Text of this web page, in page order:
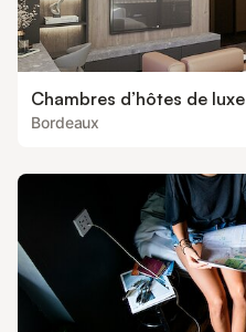
Chambres d’hôtes de luxe
Bordeaux